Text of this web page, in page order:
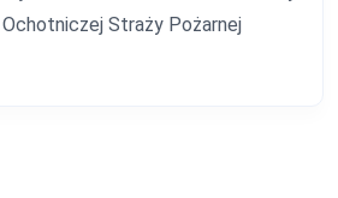
Straży Pożarnej